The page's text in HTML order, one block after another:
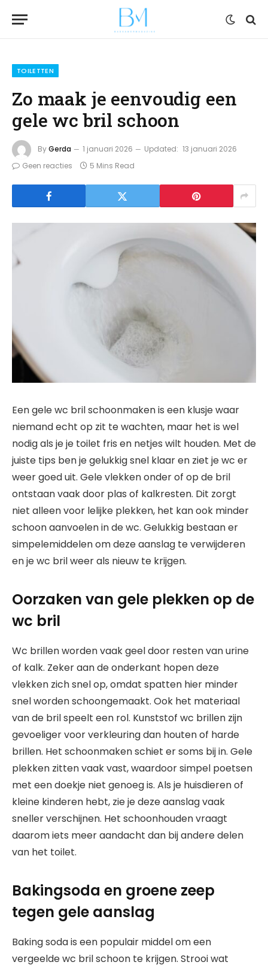
TOILETTEN
Zo maak je eenvoudig een
gele wc bril schoon
ByGerda 1 januari 2026 Updated: 13 januari 2026
Geen reacties
5 Mins Read
Een gele wc bril schoonmaken is een klusje waar
niemand echt op zit te wachten, maar het is wel
nodig als je je toilet fris en netjes wilt houden. Met de
juiste tips ben je gelukkig snel klaar en ziet je wc er
weer goed uit. Gele vlekken onder of op de bril
ontstaan vaak door plas of kalkresten. Dit zorgt
niet alleen voor lelijke plekken, het kan ook minder
schoon aanvoelen in de wc. Gelukkig bestaan er
simpelemiddelen om deze aanslag te verwijderen
en je wc bril weer als nieuw te krijgen.
Oorzaken van gele plekken op de
wc bril
Wc brillen worden vaak geel door resten van urine
of kalk. Zeker aan de onderkant hopen deze
vlekken zich snel op, omdat spatten hier minder
snel worden schoongemaakt. Ook het materiaal
van de bril speelt een rol. Kunststof wc brillen zijn
gevoeliger voor verkleuring dan houten of harde
brillen. Het schoonmaken schiet er soms bij in. Gele
plekken zitten vaak vast, waardoor simpel poetsen
met een doekje niet genoeg is. Als je huisdieren of
kleine kinderen hebt, zie je deze aanslag vaak
sneller verschijnen. Het schoonhouden vraagt
daarom iets meer aandacht dan bij andere delen
van het toilet.
Bakingsoda en groene zeep
tegen gele aanslag
Baking soda is een populair middel om een
vergeelde wc bril schoon te krijgen. Strooi wat